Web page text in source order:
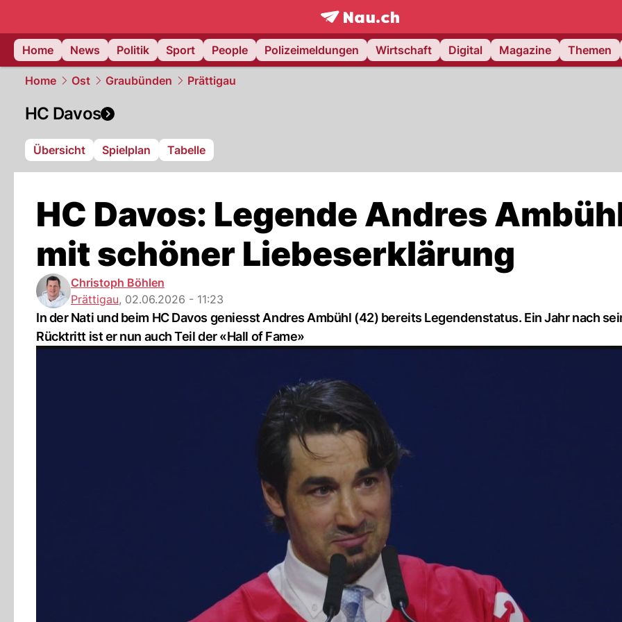
frontpage.NAU.ch
Home
News Politik Sport People Polizeimeldungen Wirtschaft Digital Magazine Themen
Home Ost Graubünden Prättigau
HC Davos
Übersicht Spielplan Tabelle
HC Davos: Legende Andres
mit schöner Liebeserklärung
Christoph Böhlen
Prättigau, 02.06.2026 - 11:23
In der Nati und beim HC Davos geniesst Andres Ambühl (42) bereits Legendenstatus. Ein Jahr nach
Rücktritt ist er nun auch Teil der «Hall of Fame»